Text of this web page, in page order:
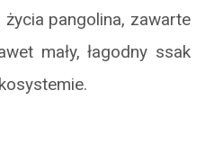
pangolina, zawarte
mały, łagodny ssak